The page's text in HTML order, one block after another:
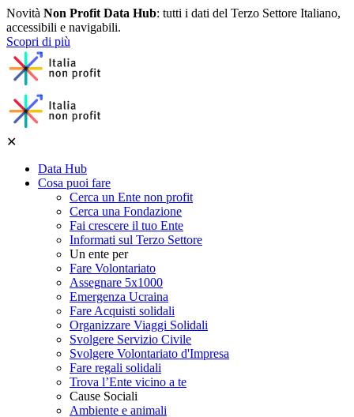
Novità Non Profit Data Hub: tutti i dati del Terzo Settore Italiano,
accessibili e navigabili.
Scopri di più
✕
Data Hub
Cosa puoi fare
Cerca un Ente non profit
Cerca una Fondazione
Fai crescere il tuo Ente
Informati sul Terzo Settore
Un ente per
Fare Volontariato
Assegnare 5x1000
Emergenza Ucraina
Fare Acquisti solidali
Organizzare Viaggi Solidali
Svolgere Servizio Civile
Svolgere Volontariato d'Impresa
Fare regali solidali
Trova l’Ente vicino a te
Cause Sociali
Ambiente e animali